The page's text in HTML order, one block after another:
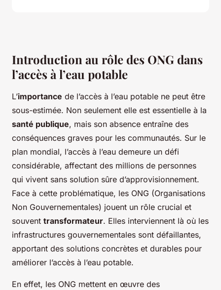
Introduction au rôle des ONG dans
l’accès à l’eau potable
L’importance de l’accès à l’eau potable ne peut être
sous-estimée. Non seulement elle est essentielle à la
santé publique, mais son absence entraîne des
conséquences graves pour les communautés. Sur le
plan mondial, l’accès à l’eau demeure un défi
considérable, affectant des millions de personnes
qui vivent sans solution sûre d’approvisionnement.
Face à cette problématique, les ONG (Organisations
Non Gouvernementales) jouent un rôle crucial et
souvent transformateur. Elles interviennent là où les
infrastructures gouvernementales sont défaillantes,
apportant des solutions concrètes et durables pour
améliorer l’accès à l’eau potable.
En effet, les ONG mettent en œuvre des